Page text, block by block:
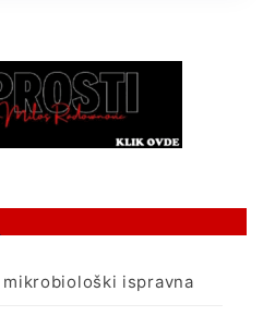
ispravna